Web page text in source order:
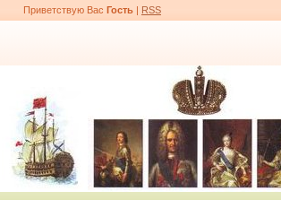
Приветствую Вас Гость | RSS